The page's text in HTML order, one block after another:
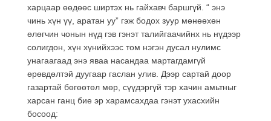
харцаар өөдөөс ширтэх нь гайхавч баршгүй. “ энэ
чинь хүн үү, аратан уу” гэж бодох зуур мөнөөхөн
өлөгчин чонын нүд гэв гэнэт талийгаачийнх нь нүдээр
солигдон, хүн хүнийхээс том нэгэн дусал нулимс
унагаагаад энэ яваа насандаа мартагдамгүй
өрөвдөлтэй дуугаар гаслан улив. Дээр сартай доор
газартай бөгөөтөл мөр, сүүдэргүй тэр хачин амьтныг
харсан ганц бие эр харамсахдаа гэнэт ухасхийн
босоод: